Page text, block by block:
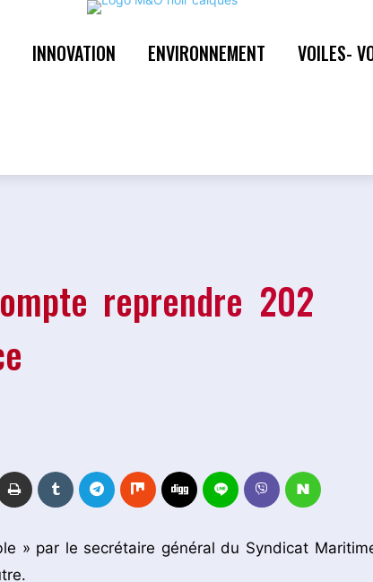
INNOVATION ENVIRONNEMENT VOILES-
reprendre 202
» par le secrétaire général du Syndicat